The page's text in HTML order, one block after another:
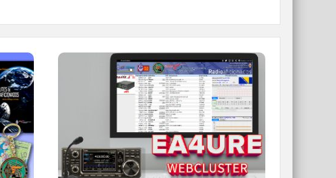
WEBCLUSTER EA4URE
Conoce el nuevo WebCluster de URE,
ahora con nuevos filtros e información y
compatible con GDURE
IR A WEBCLUSTER